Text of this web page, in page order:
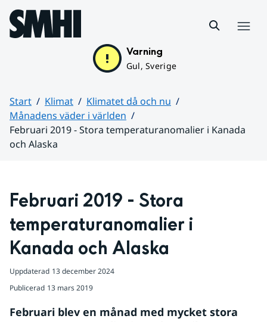
Hoppa till sidans innehåll
Varning
Gul, Sverige
Start Klimat
Klimatet då och nu
Månadens väder i världen
Februari 2019 - Stora temperaturanomalier i Kanada
och Alaska
Februari 2019 - Stora
temperaturanomalier i
Kanada och Alaska
Uppdaterad 13 december 2024
Publicerad 13 mars 2019
Februari blev en månad med mycket stora